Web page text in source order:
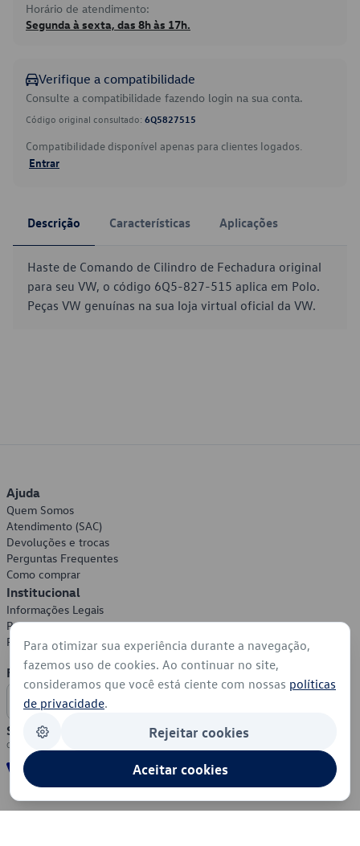
Horário de atendimento:
Segunda à sexta, das 8h às 17h.
Verifique a compatibilidade
Consulte a compatibilidade fazendo login na sua conta.
Código original consultado: 6Q5827515
Compatibilidade disponível apenas para clientes logados.
Entrar
Descrição Características Aplicações
Haste de Comando de Cilindro de Fechadura original
para seu VW, o código 6Q5-827-515 aplica em Polo.
Peças VW genuínas na sua loja virtual oficial da VW.
Ajuda
Quem Somos
Atendimento (SAC)
Devoluções e trocas
Perguntas Frequentes
Como comprar
Institucional
Informações Legais
Política de Privacidade
Política de Cookies
Formas de Pagamento
Segurança
Para otimizar sua experiência durante a navegação,
fazemos uso de cookies. Ao continuar no site,
consideramos que você está ciente com nossas políticas
de privacidade.
Rejeitar cookies
Aceitar cookies